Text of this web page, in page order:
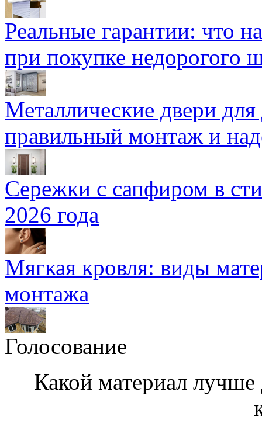
Реальные гарантии: что
при покупке недорогого
Металлические двери
правильный монтаж и
Сережки с сапфиром в
2026 года
Мягкая кровля: виды
монтажа
Голосование
Какой материал